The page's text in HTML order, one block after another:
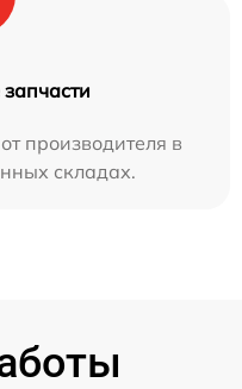
производителя в
складах.